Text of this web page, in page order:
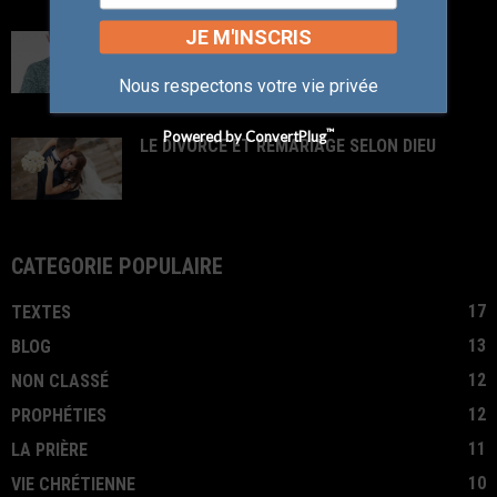
DIEU CREA L’HOMME A SON IMAGE
LE DIVORCE ET REMARIAGE SELON DIEU
CATÉGORIE POPULAIRE
TEXTES
17
BLOG
13
NON CLASSÉ
12
PROPHÉTIES
12
LA PRIÈRE
11
VIE CHRÉTIENNE
10
JE M'INSCRIS
Nous respectons votre vie privée
Powered by ConvertPlug™